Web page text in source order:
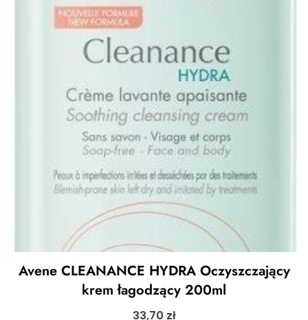
Avene CLEANANCE HYDRA Oczyszczający
krem łagodzący 200ml
33,70 zł